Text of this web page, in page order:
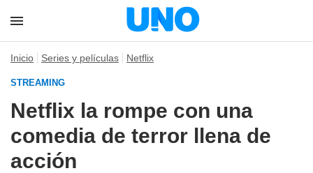
Inicio Series y películas Netflix
STREAMING
Netflix la rompe con una
comedia de terror llena de
acción